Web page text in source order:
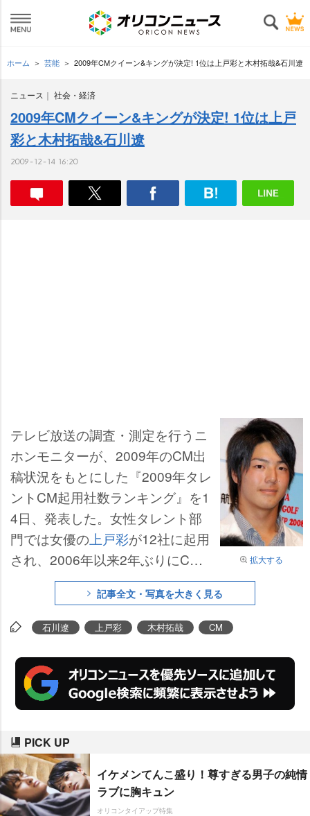
ホーム 芸能 2009年CMクイーン&キングが決定! 1位は上戸彩と木村拓哉&石川遼
ニュース 社会・経済
2009年CMクイーン&キングが決定! 1位は上戸
彩と木村拓哉&石川遼
2009-12-14 16:20
拡大する
テレビ放送の調査・測定を行うニ
ホンモニターが、2009年のCM出
稿状況をもとにした『2009年タレ
ントCM起用社数ランキング』を1
4日、発表した。女性タレント部
門では女優の 上戸彩が12社に起用
され、2006年以来2年ぶりにCM
クイーンの座に復活。男性タレン
ト部門では、最年少賞金王を獲得
するなど今年大活躍となったプロ
・木村拓哉がともに13社に起用さ
れCMキングに輝いた。
記事全文・写真を大きく見る
石川遼 上戸彩 木村拓哉 CM
PICK UP
イケメンてんこ盛り！尊すぎる男子の純情
ラブに胸キュン
オリコンタイアップ特集